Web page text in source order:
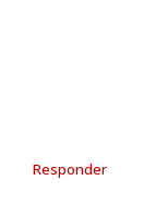
Responder